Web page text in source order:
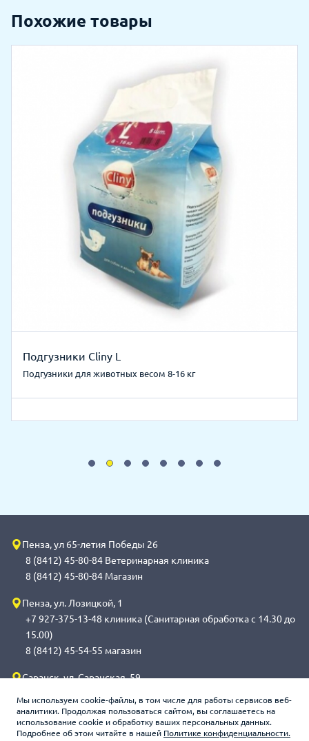
Мы используем cookie-файлы, в том числе для работы сервисов веб-
аналитики. Продолжая пользоваться сайтом, вы соглашаетесь на
использование cookie и обработку ваших персональных данных.
Подробнее об этом читайте в нашей Политике конфиденциальности.
Похожие товары
Подгузники Cliny L
Подгузники для животных весом 8-16 кг
Пенза, ул 65-летия Победы 26
8 (8412) 45-80-84 Ветеринарная клиника
8 (8412) 45-80-84 Магазин
Пенза, ул. Лозицкой, 1
+7 927-375-13-48 клиника (Санитарная обработка с 14.30 до
15.00)
8 (8412) 45-54-55 магазин
Саранск, ул. Саранская, 59
обработка с 14.00 до 14.30)
8 (8342) 272-275 магазин